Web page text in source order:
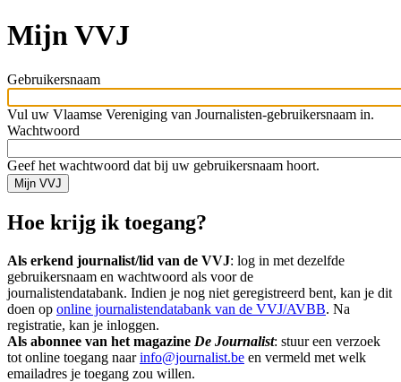
Mijn VVJ
Gebruikersnaam
Vul uw Vlaamse Vereniging van Journalisten-gebruikersnaam in.
Wachtwoord
Geef het wachtwoord dat bij uw gebruikersnaam hoort.
Hoe krijg ik toegang?
Als erkend journalist/lid van de VVJ: log in met dezelfde
gebruikersnaam en wachtwoord als voor de
journalistendatabank. Indien je nog niet geregistreerd bent, kan je dit
doen op online journalistendatabank van de VVJ/AVBB. Na
registratie, kan je inloggen.
Als abonnee van het magazine De Journalist: stuur een verzoek
tot online toegang naarinfo@journalist.be en vermeld met welk
emailadres je toegang zou willen.